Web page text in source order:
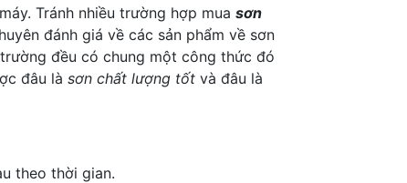
Tránh nhiều trường hợp mua sơn
đánh giá về các sản phẩm về sơn
đều có chung một công thức đó
đâu là sơn chất lượng tốt và đâu là
theo thời gian.